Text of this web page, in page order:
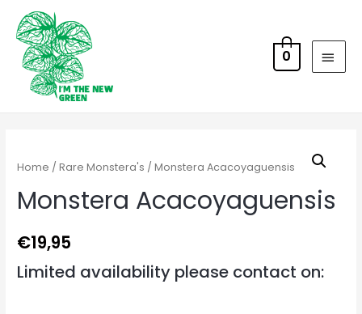
0
Home /Rare Monstera's / Monstera Acacoyaguensis
Monstera Acacoyaguensis
€19,95
Limited availability please contact on: